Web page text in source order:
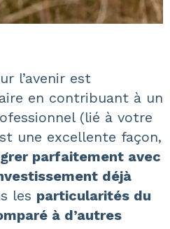
l’avenir est
en contribuant à un
(lié à votre
une excellente façon,
parfaitement avec
déjà
les particularités du
à d’autres